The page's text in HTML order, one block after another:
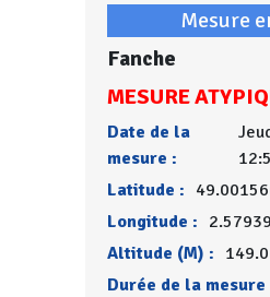
Mesure
Fanche
MESURE
Date de la
mesure :
Latitude :
Longitude :
Altitude (M) : 149.0
Durée de la mesure